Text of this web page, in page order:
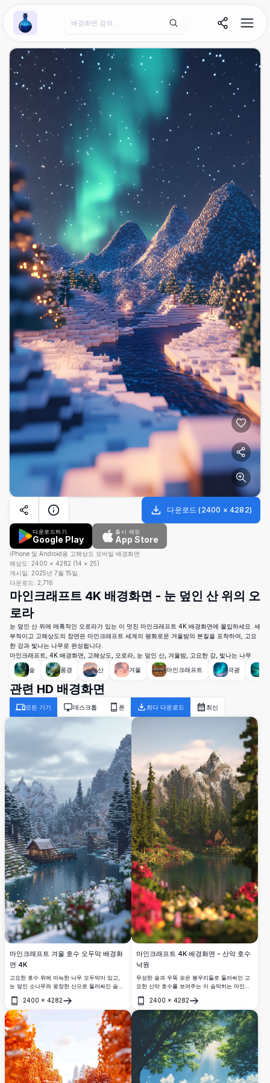
Wallpaper Alchemy
다운로드 (2400 × 4282)
다운로드하기
Google Play
출시 예정
App Store
iPhone 및 Android용 고해상도 모바일 배경화면
해상도: 2400 × 4282 (14 × 25)
게시일: 2025년 7월 15일
다운로드: 2,716
마인크래프트 4K 배경화면 - 눈 덮인 산 위의 오
로라
눈 덮인 산 위에 매혹적인 오로라가 있는 이 멋진 마인크래프트 4K 배경화면에 몰입하세요. 세
부적이고 고해상도의 장면은 마인크래프트 세계의 평화로운 겨울밤의 본질을 포착하며, 고요
한 강과 빛나는 나무로 완성됩니다.
마인크래프트, 4K 배경화면, 고해상도, 오로라, 눈 덮인 산, 겨울밤, 고요한 강, 빛나는 나무
숲
풍경 산 겨울 마인크래프트 극광
관련 HD 배경화면
모든 기기 데스크톱 폰 최다 다운로드 최신
마인크래프트 겨울 호수 오두막 배경화
면 4K
고요한 호수 위에 아늑한 나무 오두막이 있고,
눈 덮인 소나무와 웅장한 산으로 둘러싸인 숨막
상도로 담았습니다.
2400 × 4282
열기
마인크래프트 4K 배경화면 - 산악 호수
낙원
무성한 숲과 우뚝 솟은 봉우리들로 둘러싸인 고
요한 산악 호수를 보여주는 이 숨막히는 마인크
장면에는 생동감 넘치는 꽃들, 평화로운 물, 그
리고 자연의 품에 자리잡은 매력적인 목조 주택
이 특징입니다.
2400 × 4282
열기